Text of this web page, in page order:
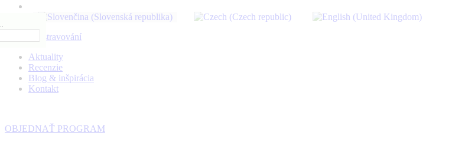
Aktuality
Recenzie
Blog & inšpirácia
Kontakt
OBJEDNAŤ PROGRAM